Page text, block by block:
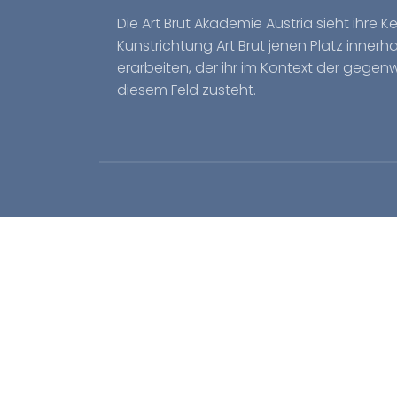
Die Art Brut Akademie Austria sieht ihre
Kunstrichtung Art Brut jenen Platz
erarbeiten, der ihr im Kontext der
diesem Feld zusteht.